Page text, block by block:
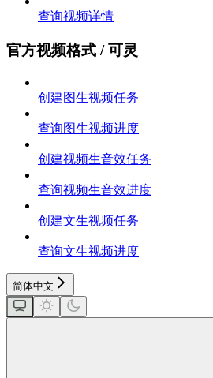
查询视频详情
官方视频格式 / 可灵
创建图生视频任务
查询图生视频进度
创建视频生音效任务
查询视频生音效进度
创建文生视频任务
查询文生视频进度
简体中文